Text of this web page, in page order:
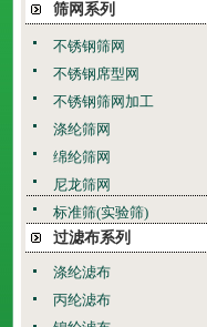
筛网系列
不锈钢筛网
不锈钢席型网
不锈钢筛网加工
涤纶筛网
绵纶筛网
尼龙筛网
标准筛(实验筛)
过滤布系列
涤纶滤布
丙纶滤布